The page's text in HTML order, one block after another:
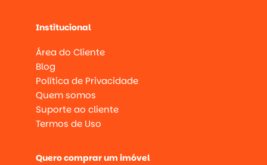
Institucional
Área do Cliente
Blog
Política de Privacidade
Quem somos
Suporte ao cliente
Termos de Uso
Quero comprar um imóvel